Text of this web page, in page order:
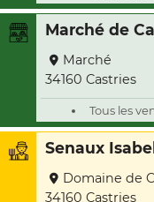
Marché de
Marché
34160 Castries
Tous les
Senaux
Domaine de
34160 Castries